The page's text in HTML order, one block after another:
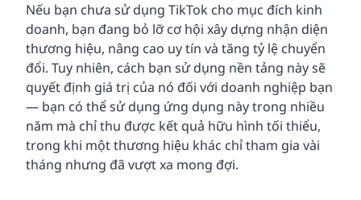
Nếu bạn chưa sử dụng TikTok cho mục đích kinh
doanh, bạn đang bỏ lỡ cơ hội xây dựng nhận diện
thương hiệu, nâng cao uy tín và tăng tỷ lệ chuyển
đổi. Tuy nhiên, cách bạn sử dụng nền tảng này sẽ
quyết định giá trị của nó đối với doanh nghiệp bạn
— bạn có thể sử dụng ứng dụng này trong nhiều
năm mà chỉ thu được kết quả hữu hình tối thiểu,
trong khi một thương hiệu khác chỉ tham gia vài
tháng nhưng đã vượt xa mong đợi.